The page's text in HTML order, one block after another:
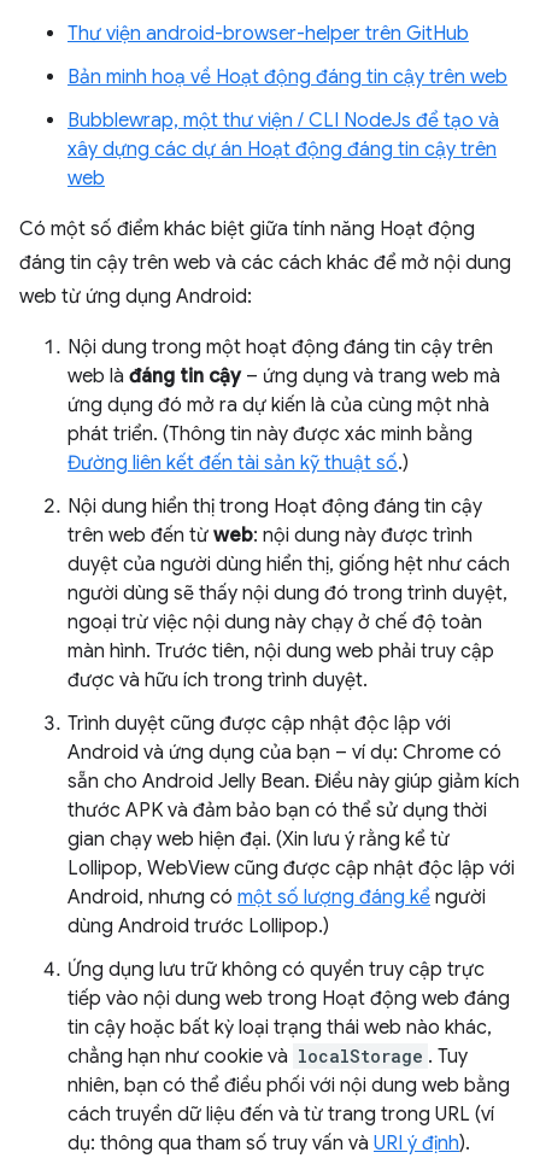
Thư viện android-browser-helper trên GitHub
Bản minh hoạ về Hoạt động đáng tin cậy trên web
Bubblewrap, một thư viện / CLI NodeJs để tạo và
xây dựng các dự án Hoạt động đáng tin cậy trên
web
Có một số điểm khác biệt giữa tính năng Hoạt động
đáng tin cậy trên web và các cách khác để mở nội dung
web từ ứng dụng Android:
Nội dung trong một hoạt động đáng tin cậy trên
web là đáng tin cậy– ứng dụng và trang web mà
ứng dụng đó mở ra dự kiến là của cùng một nhà
phát triển. (Thông tin này được xác minh bằng
Đường liên kết đến tài sản kỹ thuật số.)
Nội dung hiển thị trong Hoạt động đáng tin cậy
trên web đến từ web: nội dung này được trình
duyệt của người dùng hiển thị, giống hệt như cách
người dùng sẽ thấy nội dung đó trong trình duyệt,
ngoại trừ việc nội dung này chạy ở chế độ toàn
màn hình. Trước tiên, nội dung web phải truy cập
được và hữu ích trong trình duyệt.
Trình duyệt cũng được cập nhật độc lập với
Android và ứng dụng của bạn – ví dụ: Chrome có
sẵn cho Android Jelly Bean. Điều này giúp giảm kích
thước APK và đảm bảo bạn có thể sử dụng thời
gian chạy web hiện đại. (Xin lưu ý rằng kể từ
Lollipop, WebView cũng được cập nhật độc lập với
Android, nhưng có một số lượng đáng kể người
dùng Android trước Lollipop.)
Ứng dụng lưu trữ không có quyền truy cập trực
tiếp vào nội dung web trong Hoạt động web đáng
tin cậy hoặc bất kỳ loại trạng thái web nào khác,
chẳng hạn như cookie và localStorage . Tuy
nhiên, bạn có thể điều phối với nội dung web bằng
cách truyền dữ liệu đến và từ trang trong URL (ví
dụ: thông qua tham số truy vấn và URI ý định).